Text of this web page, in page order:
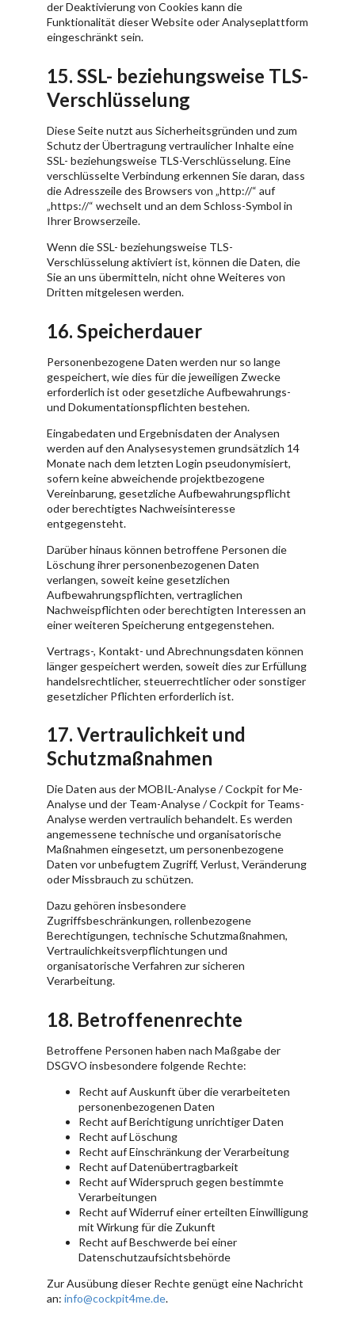
der Deaktivierung von Cookies kann die
Funktionalität dieser Website oder Analyseplattform
eingeschränkt sein.
15. SSL- beziehungsweise TLS-
Verschlüsselung
Diese Seite nutzt aus Sicherheitsgründen und zum
Schutz der Übertragung vertraulicher Inhalte eine
SSL- beziehungsweise TLS-Verschlüsselung. Eine
verschlüsselte Verbindung erkennen Sie daran, dass
die Adresszeile des Browsers von „http://“ auf
„https://“ wechselt und an dem Schloss-Symbol in
Ihrer Browserzeile.
Wenn die SSL- beziehungsweise TLS-
Verschlüsselung aktiviert ist, können die Daten, die
Sie an uns übermitteln, nicht ohne Weiteres von
Dritten mitgelesen werden.
16. Speicherdauer
Personenbezogene Daten werden nur so lange
gespeichert, wie dies für die jeweiligen Zwecke
erforderlich ist oder gesetzliche Aufbewahrungs-
und Dokumentationspflichten bestehen.
Eingabedaten und Ergebnisdaten der Analysen
werden auf den Analysesystemen grundsätzlich 14
Monate nach dem letzten Login pseudonymisiert,
sofern keine abweichende projektbezogene
Vereinbarung, gesetzliche Aufbewahrungspflicht
oder berechtigtes Nachweisinteresse
entgegensteht.
Darüber hinaus können betroffene Personen die
Löschung ihrer personenbezogenen Daten
verlangen, soweit keine gesetzlichen
Aufbewahrungspflichten, vertraglichen
Nachweispflichten oder berechtigten Interessen an
einer weiteren Speicherung entgegenstehen.
Vertrags-, Kontakt- und Abrechnungsdaten können
länger gespeichert werden, soweit dies zur Erfüllung
handelsrechtlicher, steuerrechtlicher oder sonstiger
gesetzlicher Pflichten erforderlich ist.
17. Vertraulichkeit und
Schutzmaßnahmen
Die Daten aus der MOBIL-Analyse / Cockpit for Me-
Analyse und der Team-Analyse / Cockpit for Teams-
Analyse werden vertraulich behandelt. Es werden
angemessene technische und organisatorische
Maßnahmen eingesetzt, um personenbezogene
Daten vor unbefugtem Zugriff, Verlust, Veränderung
oder Missbrauch zu schützen.
Dazu gehören insbesondere
Zugriffsbeschränkungen, rollenbezogene
Berechtigungen, technische Schutzmaßnahmen,
Vertraulichkeitsverpflichtungen und
organisatorische Verfahren zur sicheren
Verarbeitung.
18. Betroffenenrechte
Betroffene Personen haben nach Maßgabe der
DSGVO insbesondere folgende Rechte:
Recht auf Auskunft über die verarbeiteten
personenbezogenen Daten
Recht auf Berichtigung unrichtiger Daten
Recht auf Löschung
Recht auf Einschränkung der Verarbeitung
Recht auf Datenübertragbarkeit
Recht auf Widerspruch gegen bestimmte
Verarbeitungen
Recht auf Widerruf einer erteilten Einwilligung
mit Wirkung für die Zukunft
Recht auf Beschwerde bei einer
Datenschutzaufsichtsbehörde
Zur Ausübung dieser Rechte genügt eine Nachricht
an: info@cockpit4me.de.